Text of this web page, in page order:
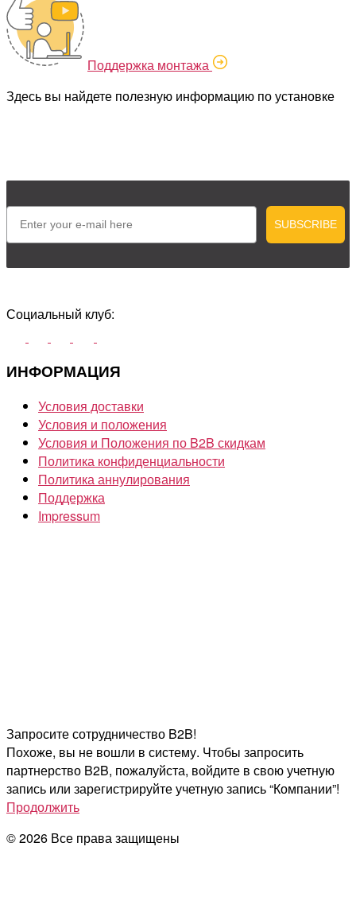
Поддержка монтажа
Здесь вы найдете полезную информацию по установке
Email
SUBSCRIBE
Социальный клуб:
ИНФОРМАЦИЯ
Условия доставки
Условия и положения
Условия и Положения по B2B скидкам
Политика конфиденциальности
Политика аннулирования
Поддержка
Impressum
Запросите сотрудничество B2B!
Похоже, вы не вошли в систему. Чтобы запросить
партнерство B2B, пожалуйста, войдите в свою учетную
запись или зарегистрируйте учетную запись “Компании”!
Продолжить
© 2026 Все права защищены